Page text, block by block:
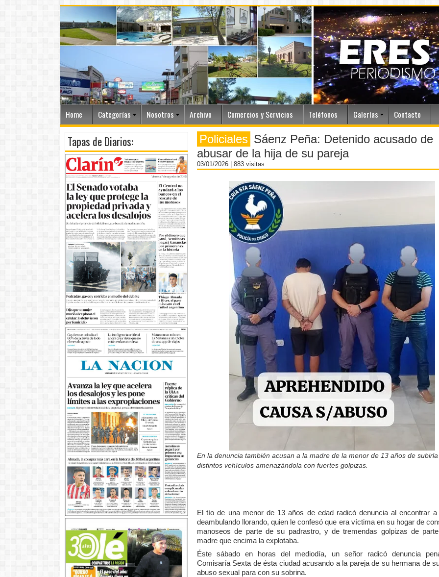
Home Categorías Nosotros Archivo Comercios y Servicios Teléfonos Galerías Contacto
Tapas de Diarios: Policiales Sáenz Peña: Detenido acusado de
abusar de la hija de su pareja
03/01/2026 | 883 visitas
En la denuncia también acusan a la madre de la menor de 13 años de
distintos vehículos amenazándola con fuertes golpizas.
El tío de una menor de 13 años de edad radicó denuncia al encontrar a
deambulando llorando, quien le confesó que era víctima en su hogar de
manoseos de parte de su padrastro, y de tremendas golpizas de
madre que encima la explotaba.
Éste sábado en horas del mediodía, un señor radicó denuncia
Comisaría Sexta de ésta ciudad acusando a la pareja de su hermana de
abuso sexual para con su sobrina.